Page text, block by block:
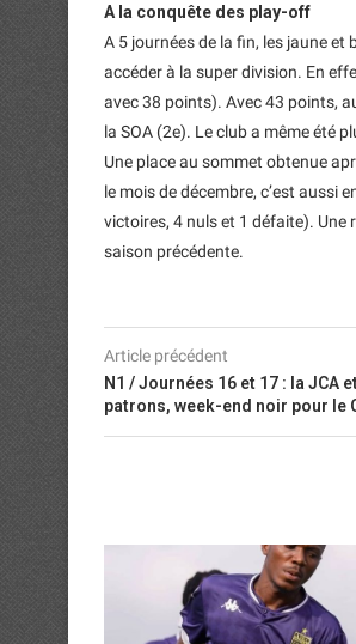
A la conquête des play-off
A 5 journées de la fin, les jaune
accéder à la super division. En
avec 38 points). Avec 43 points,
la SOA (2e). Le club a même été
Une place au sommet obtenue
le mois de décembre, c’est aussi
victoires, 4 nuls et 1 défaite). Une
saison précédente.
Article précédent
N1 / Journées 16 et 17 : la JCA
patrons, week-end noir pour le